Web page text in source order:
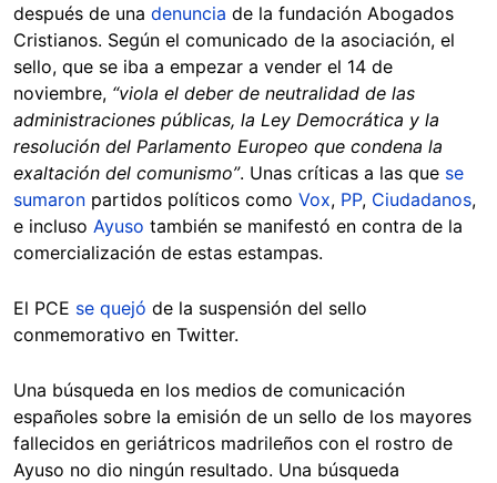
después de una denuncia de la fundación Abogados
Cristianos. Según el comunicado de la asociación, el
sello, que se iba a empezar a vender el 14 de
noviembre, “viola el deber de neutralidad de las
administraciones públicas, la Ley Democrática y la
resolución del Parlamento Europeo que condena la
exaltación del comunismo”. Unas críticas a las que se
sumaron partidos políticos como Vox, PP, Ciudadanos,
e incluso Ayuso también se manifestó en contra de la
comercialización de estas estampas.
El PCE se quejó de la suspensión del sello
conmemorativo en Twitter.
Una búsqueda en los medios de comunicación
españoles sobre la emisión de un sello de los mayores
fallecidos en geriátricos madrileños con el rostro de
Ayuso no dio ningún resultado. Una búsqueda